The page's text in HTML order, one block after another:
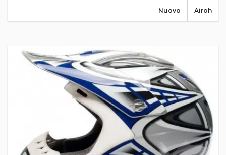
Airoh
Nuovo